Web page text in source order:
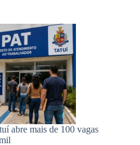
abre mais de 100 vagas